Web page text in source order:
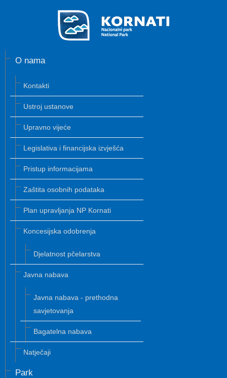
O nama
Kontakti
Ustroj ustanove
Upravno vijeće
Legislativa i financijska izvješća
Pristup informacijama
Zaštita osobnih podataka
Plan upravljanja NP Kornati
Koncesijska odobrenja
Djelatnost pčelarstva
Javna nabava
Javna nabava - prethodna
savjetovanja
Bagatelna nabava
Natječaji
Park